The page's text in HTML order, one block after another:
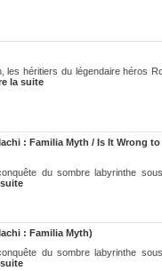
héritiers du légendaire héros
la suite
: Familia Myth / Is It Wrong
du sombre labyrinthe
: Familia Myth)
du sombre labyrinthe